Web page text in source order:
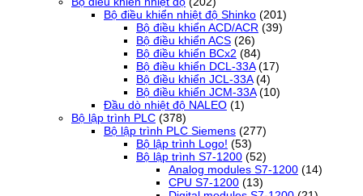
Bộ điều khiển nhiệt độ Shinko (201)
Bộ điều khiển ACD/ACR (39)
Bộ điều khiển ACS (26)
Bộ điều khiển BCx2 (84)
Bộ điều khiển DCL-33A (17)
Bộ điều khiển JCL-33A (4)
Bộ điều khiển JCM-33A (10)
Đầu dò nhiệt độ NALEO (1)
Bộ lập trình PLC (378)
Bộ lập trình PLC Siemens (277)
Bộ lập trình Logo! (53)
Bộ lập trình S7-1200 (52)
Analog modules S7-1200 (14)
CPU S7-1200 (13)